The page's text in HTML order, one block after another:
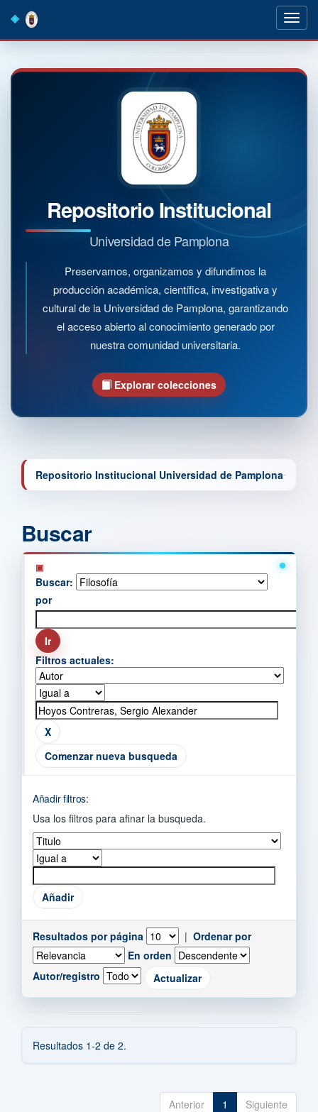
navigation
Repositorio Institucional
Universidad de Pamplona
Preservamos, organizamos y difundimos la
producción académica, científica, investigativa y
cultural de la Universidad de Pamplona, garantizando
el acceso abierto al conocimiento generado por
nuestra comunidad universitaria.
Explorar colecciones
Repositorio Institucional Universidad de Pamplona
Buscar
Buscar:
por
Filtros actuales:
Comenzar nueva busqueda
Añadir filtros:
Usa los filtros para afinar la busqueda.
Resultados por página | Ordenar por
En orden
Autor/registro
Resultados 1-2 de 2.
Anterior 1 Siguiente